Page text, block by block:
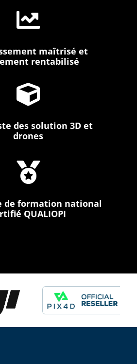

maîtrisé et
rentabilisé

des solution 3D et
drones

de formation national
QUALIOPI